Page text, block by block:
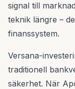
signal till
teknik längre –
finanssystem.
Versana-
traditionell
säkerhet. När